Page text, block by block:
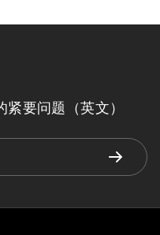
要问题（英文）